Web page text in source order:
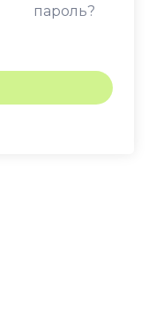
пароль?